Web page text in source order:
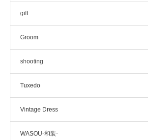
gift
Groom
shooting
Tuxedo
Vintage Dress
WASOU-和装-